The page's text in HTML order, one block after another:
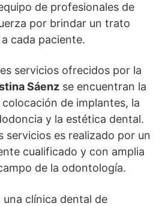
de profesionales de
por brindar un trato
cada paciente.
servicios ofrecidos por la
Sáenz se encuentran la
de implantes, la
y la estética dental.
servicios es realizado por un
cualificado y con amplia
de la odontología.
una clínica dental de